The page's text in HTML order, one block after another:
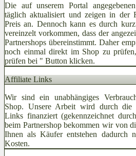
Die auf unserem Portal
täglich aktualisiert und zeigen in der
Preis an. Dennoch kann es durch
vereinzelt vorkommen, dass der
Partnershops übereinstimmt. Daher
noch einmal direkt im Shop zu
prüfen bei " Button klicken.
Affiliate Links
Wir sind ein unabhängiges
Shop. Unsere Arbeit wird durch die
Links finanziert (gekennzeichnet
beim Partnershop bekommen wir von
Ihnen als Käufer entstehen dadurch
Kosten.